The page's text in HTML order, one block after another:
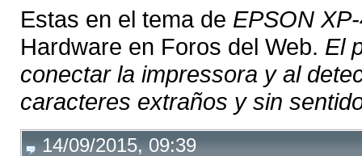
Estas en el tema de EPSON
Hardware en Foros del Web. El
conectar la impressora y al
caracteres extraños y sin
14/09/2015, 09:39